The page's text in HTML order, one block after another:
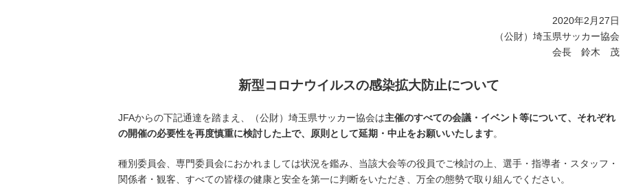
2020年2月27日
（公財）埼玉県サッカー協会
会長 鈴木 茂
新型コロナウイルスの感染拡大防止について
JFAからの下記通達を踏まえ、（公財）埼玉県サッカー協会は主催のすべての会議・イベント等について、それぞれ
の開催の必要性を再度慎重に検討した上で、原則として延期・中止をお願いいたします。
種別委員会、専門委員会におかれましては状況を鑑み、当該大会等の役員でご検討の上、選手・指導者・スタッフ・
関係者・観客、すべての皆様の健康と安全を第一に判断をいただき、万全の態勢で取り組んでください。